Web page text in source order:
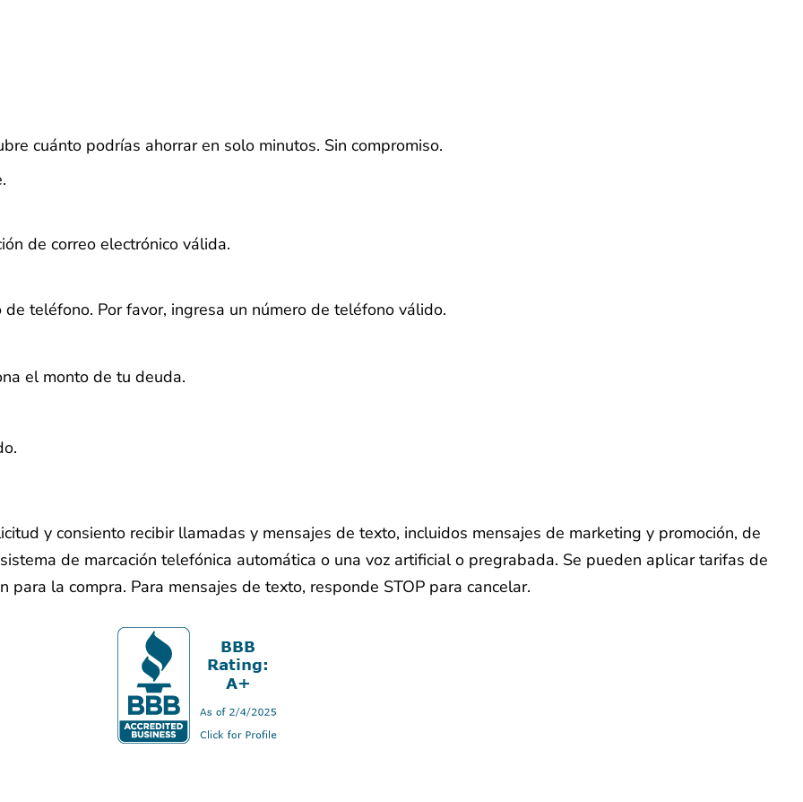
cuánto podrías ahorrar en solo minutos. Sin compromiso.
de correo electrónico válida.
de teléfono. Por favor, ingresa un número de teléfono válido.
el monto de tu deuda.
y consiento recibir llamadas y mensajes de texto, incluidos mensajes de marketing y promoción, de
de marcación telefónica automática o una voz artificial o pregrabada. Se pueden aplicar tarifas de
la compra. Para mensajes de texto, responde STOP para cancelar.